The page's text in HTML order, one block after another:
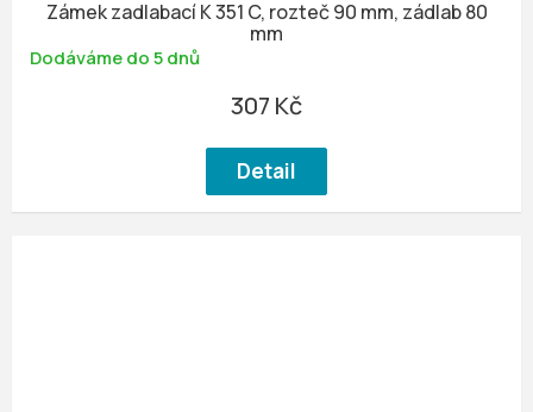
Zámek zadlabací K 351 C, rozteč 90 mm, zádlab 80
mm
Dodáváme do 5 dnů
307 Kč
Detail